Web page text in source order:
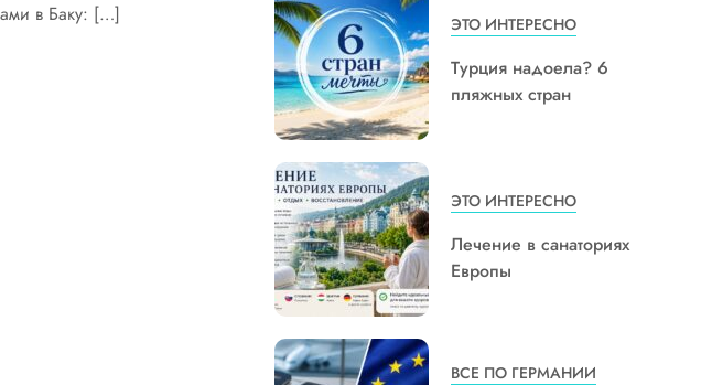
в Баку: […]
ЭТО ИНТЕРЕСНО
Турция надоела? 6
пляжных стран
ЭТО ИНТЕРЕСНО
Лечение в санаториях
Европы
ВСЕ ПО ГЕРМАНИИ